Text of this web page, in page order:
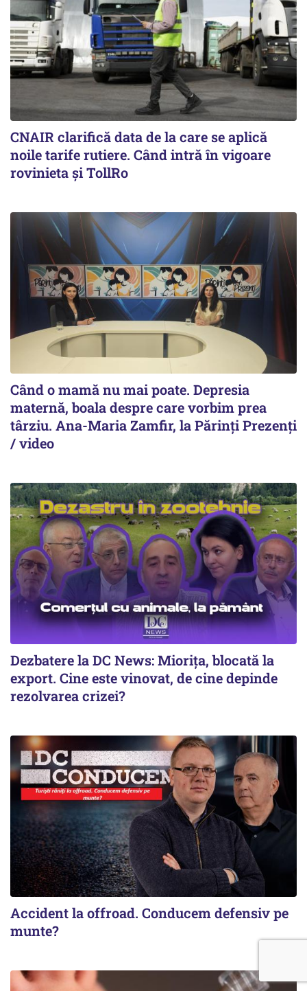
CNAIR clarifică data de la care se aplică
noile tarife rutiere. Când intră în vigoare
rovinieta și TollRo
Când o mamă nu mai poate. Depresia
maternă, boala despre care vorbim prea
târziu. Ana-Maria Zamfir, la Părinți Prezenți
/ video
Dezbatere la DC News: Miorița, blocată la
export. Cine este vinovat, de cine depinde
rezolvarea crizei?
Accident la offroad. Conducem defensiv pe
munte?